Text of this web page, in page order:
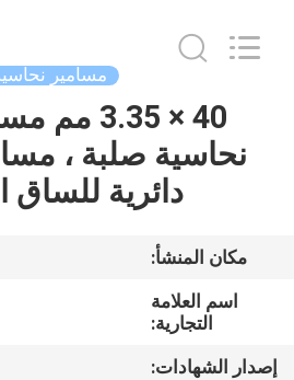
الصفحة
الرئيسية
معلومات
Business
License.
مسامير
40 × 3.35
نحاسية صلبة ،
دائرية للساق
مكان المنشأ:
اسم العلامة
التجارية:
إصدار الشهادات: